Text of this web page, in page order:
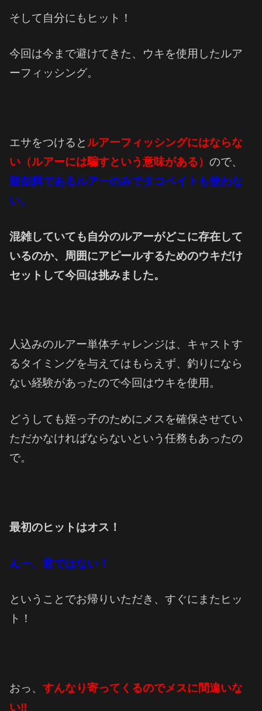
そして自分にもヒット！
今回は今まで避けてきた、ウキを使用したルア
ーフィッシング。
エサをつけると ルアーフィッシングにはならな
い（ルアーには騙すという意味がある） ので、
疑似餌であるルアーのみでタコベイトも使わな
い。
混雑していても自分のルアーがどこに存在して
いるのか、周囲にアピールするためのウキだけ
セットして今回は挑みました。
人込みのルアー単体チャレンジは、キャストす
るタイミングを与えてはもらえず、釣りになら
ない経験があったので今回はウキを使用。
どうしても姪っ子のためにメスを確保させてい
ただかなければならないという任務もあったの
で。
最初のヒットはオス！
んー、君ではない！
ということでお帰りいただき、すぐにまたヒッ
ト！
おっ、 すんなり寄ってくるのでメスに間違いな
い‼︎